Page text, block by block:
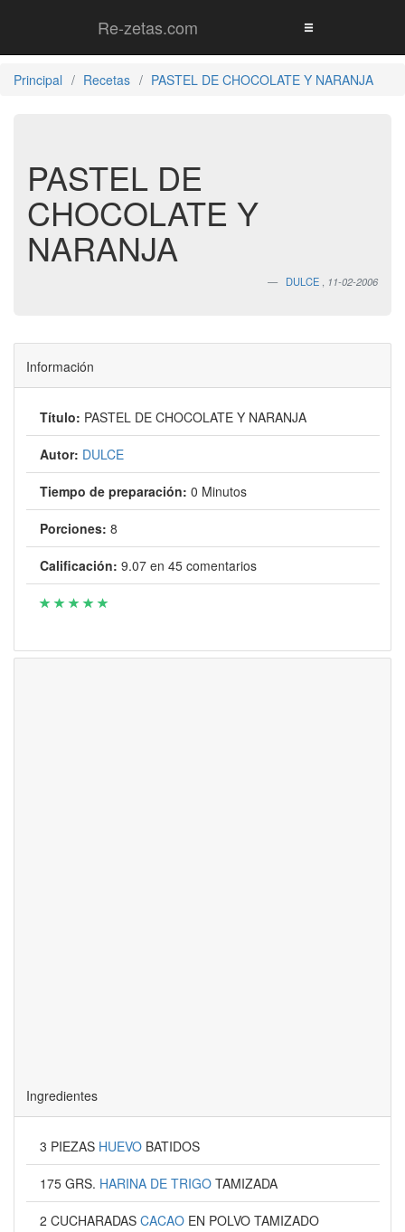
Re-zetas.com
Principal Recetas PASTEL DE CHOCOLATE Y NARANJA
PASTEL DE
CHOCOLATE Y
NARANJA
DULCE 11-02-2006
Información
Título: PASTEL DE CHOCOLATE Y NARANJA
Autor: DULCE
Tiempo de preparación: 0 Minutos
Porciones: 8
Calificación: 9.07 en 45comentarios
Ingredientes
3 PIEZAS HUEVO BATIDOS
175 GRS. HARINA DE TRIGO TAMIZADA
2 CUCHARADAS CACAO EN POLVO TAMIZADO